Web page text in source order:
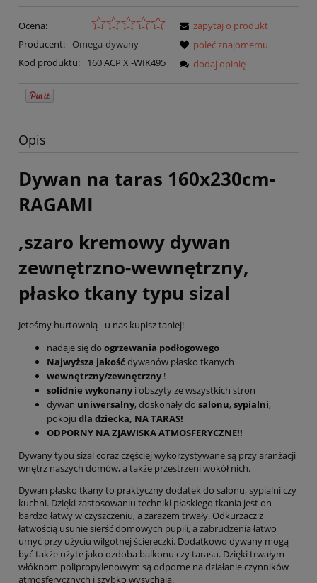
Ocena:
Producent:
Omega-dywany
Kod produktu:
160 ACP X -WIK495
zapytaj o produkt
poleć znajomemu
dodaj opinię
Opis
Dywan na taras 160x230cm-
RAGAMI
,szaro kremowy dywan
zewnętrzno-wewnętrzny,
płasko tkany typu sizal
Jeteśmy hurtownią - u nas kupisz taniej!
nadaje się do ogrzewania podłogowego
Najwyższa jakość dywanów płasko tkanych
wewnętrzny/zewnętrzny!
solidnie wykonanyi obszyty ze wszystkich stron
dywan uniwersalny, doskonały do salonu, sypialni,
pokoju dla dziecka, NA TARAS!
ODPORNY NA ZJAWISKA ATMOSFERYCZNE!!
Dywany typu sizal coraz częściej wykorzystywane są przy aranżacji
wnętrz naszych domów, a także przestrzeni wokół nich.
Dywan płasko tkany to praktyczny dodatek do salonu, sypialni czy
kuchni. Dzięki zastosowaniu techniki płaskiego tkania jest on
bardzo łatwy w czyszczeniu, a zarazem trwały. Odkurzacz z
łatwością usunie sierść domowych pupili, a zabrudzenia łatwo
umyć przy użyciu wilgotnej ściereczki. Dodatkowo dywany mogą
być także użyte jako ozdoba balkonu czy tarasu. Dzięki trwałym
włóknom polipropylenowym są odporne na działanie czynników
atmosferycznych i szybko wysychają.